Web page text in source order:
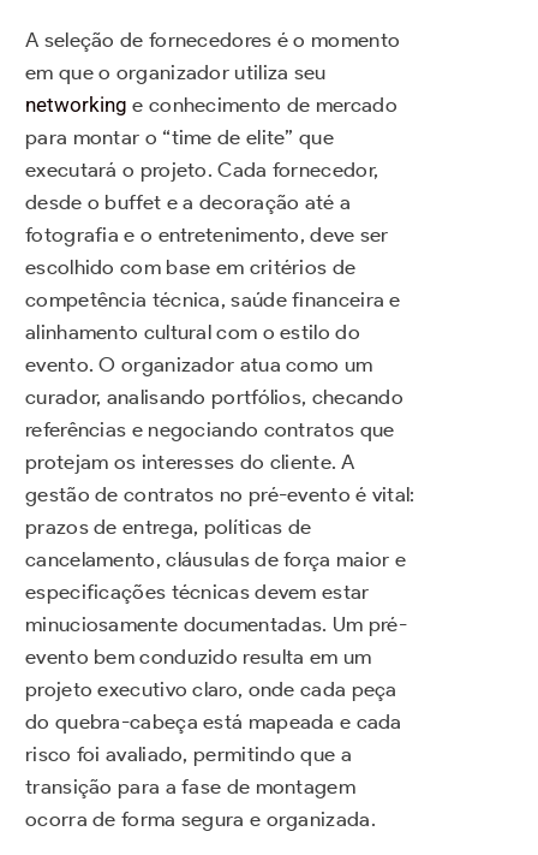
A seleção de fornecedores é o momento
em que o organizador utiliza seu
networking e conhecimento de mercado
para montar o “time de elite” que
executará o projeto. Cada fornecedor,
desde o buffet e a decoração até a
fotografia e o entretenimento, deve ser
escolhido com base em critérios de
competência técnica, saúde financeira e
alinhamento cultural com o estilo do
evento. O organizador atua como um
curador, analisando portfólios, checando
referências e negociando contratos que
protejam os interesses do cliente. A
gestão de contratos no pré-evento é vital:
prazos de entrega, políticas de
cancelamento, cláusulas de força maior e
especificações técnicas devem estar
minuciosamente documentadas. Um pré-
evento bem conduzido resulta em um
projeto executivo claro, onde cada peça
do quebra-cabeça está mapeada e cada
risco foi avaliado, permitindo que a
transição para a fase de montagem
ocorra de forma segura e organizada.